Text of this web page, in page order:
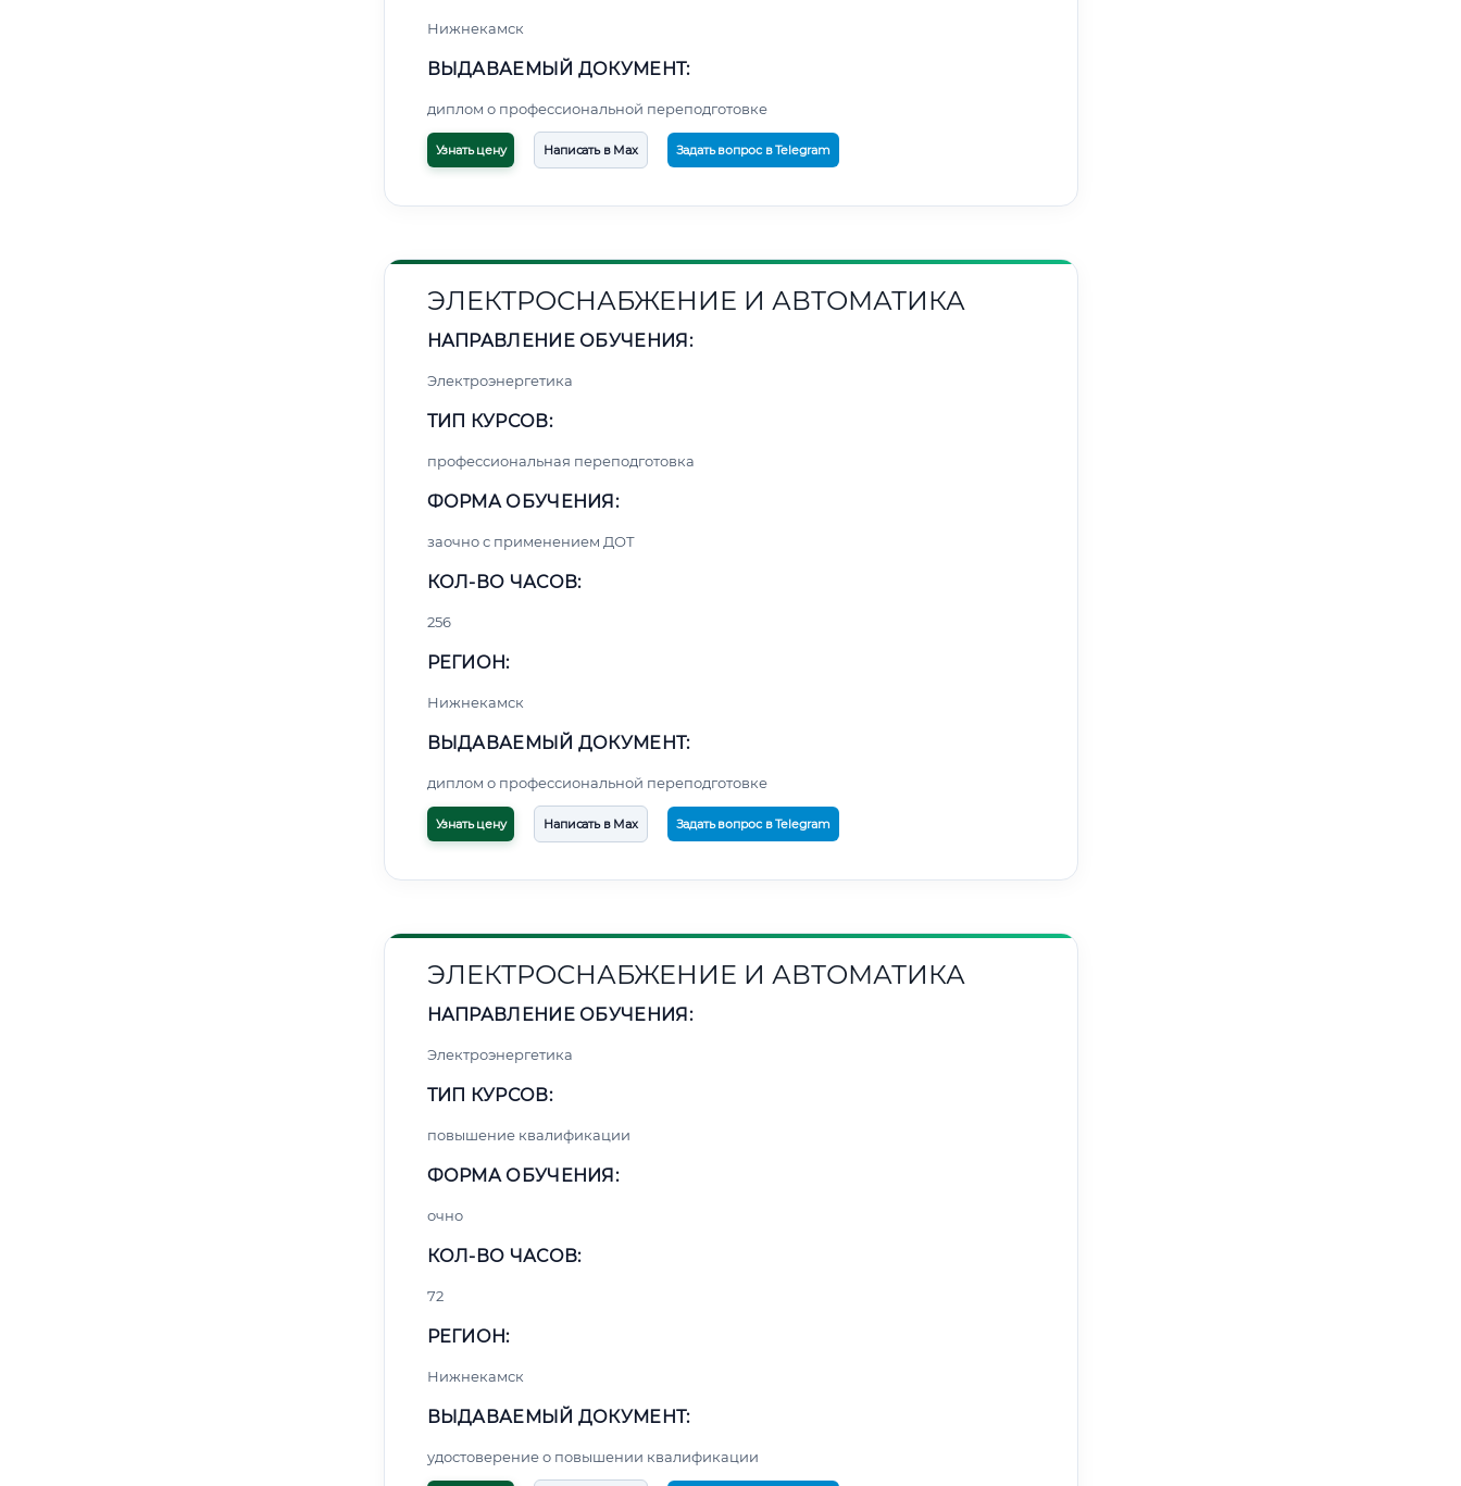
Нижнекамск
ВЫДАВАЕМЫЙ ДОКУМЕНТ:
диплом о профессиональной переподготовке
Узнать цену Написать в Max Задать вопрос в Telegram
ЭЛЕКТРОСНАБЖЕНИЕ И АВТОМАТИКА
НАПРАВЛЕНИЕ ОБУЧЕНИЯ:
Электроэнергетика
ТИП КУРСОВ:
профессиональная переподготовка
ФОРМА ОБУЧЕНИЯ:
заочно с применением ДОТ
КОЛ-ВО ЧАСОВ:
256
РЕГИОН:
Нижнекамск
ВЫДАВАЕМЫЙ ДОКУМЕНТ:
диплом о профессиональной переподготовке
Узнать цену Написать в Max Задать вопрос в Telegram
ЭЛЕКТРОСНАБЖЕНИЕ И АВТОМАТИКА
НАПРАВЛЕНИЕ ОБУЧЕНИЯ:
Электроэнергетика
ТИП КУРСОВ:
повышение квалификации
ФОРМА ОБУЧЕНИЯ:
очно
КОЛ-ВО ЧАСОВ:
72
РЕГИОН:
Нижнекамск
ВЫДАВАЕМЫЙ ДОКУМЕНТ:
удостоверение о повышении квалификации